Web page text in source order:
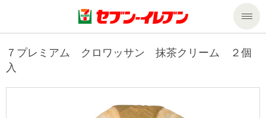
商品のご案内
７プレミアム クロワッサン 抹茶クリーム ２個
入